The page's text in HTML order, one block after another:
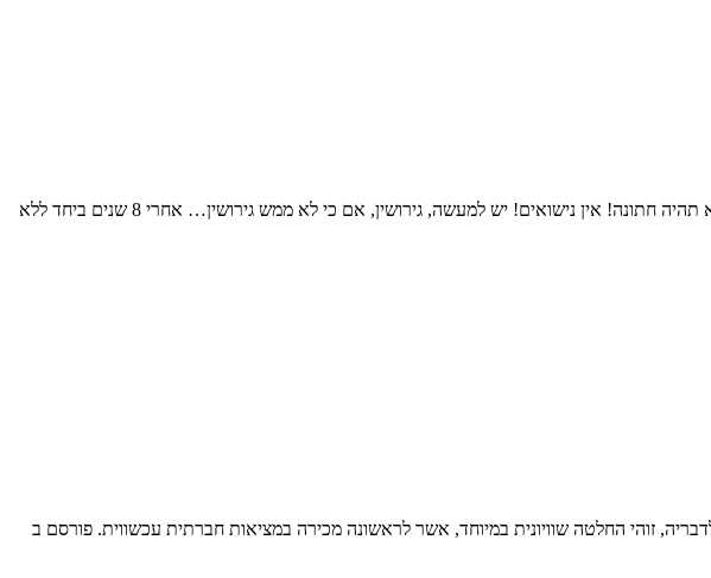
השעה 2 בצוהרי יום קיץ חם, בטלפון הסלולרי מתקבלת הודעה מאתר MAKO, בהחלט אתר חשוב, על פי ההודעה נמסר : "לא תהיה חתונה! אין נישואים! יש למעשה, גירושין, אם כי לא ממש גירושין… אחרי 8 שנים ביחד ללא
זוהי החלטה שוויונית במיוחד, אשר לראשונה מכירה במציאות חברתית עכשווית. פורסם ב